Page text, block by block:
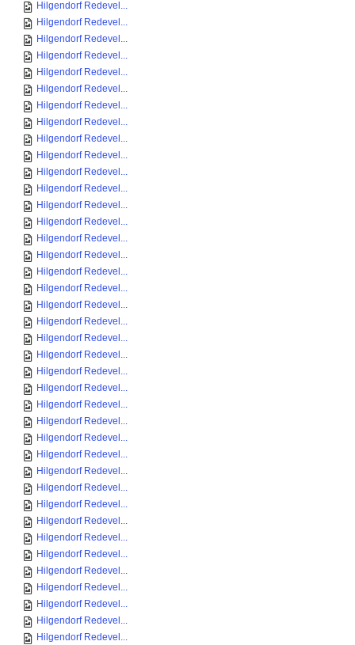
Hilgendorf Redevel...
Hilgendorf Redevel...
Hilgendorf Redevel...
Hilgendorf Redevel...
Hilgendorf Redevel...
Hilgendorf Redevel...
Hilgendorf Redevel...
Hilgendorf Redevel...
Hilgendorf Redevel...
Hilgendorf Redevel...
Hilgendorf Redevel...
Hilgendorf Redevel...
Hilgendorf Redevel...
Hilgendorf Redevel...
Hilgendorf Redevel...
Hilgendorf Redevel...
Hilgendorf Redevel...
Hilgendorf Redevel...
Hilgendorf Redevel...
Hilgendorf Redevel...
Hilgendorf Redevel...
Hilgendorf Redevel...
Hilgendorf Redevel...
Hilgendorf Redevel...
Hilgendorf Redevel...
Hilgendorf Redevel...
Hilgendorf Redevel...
Hilgendorf Redevel...
Hilgendorf Redevel...
Hilgendorf Redevel...
Hilgendorf Redevel...
Hilgendorf Redevel...
Hilgendorf Redevel...
Hilgendorf Redevel...
Hilgendorf Redevel...
Hilgendorf Redevel...
Hilgendorf Redevel...
Hilgendorf Redevel...
Hilgendorf Redevel...